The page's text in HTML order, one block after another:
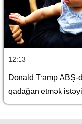
12:13
Donald Tramp ABŞ-
qadağan etmək